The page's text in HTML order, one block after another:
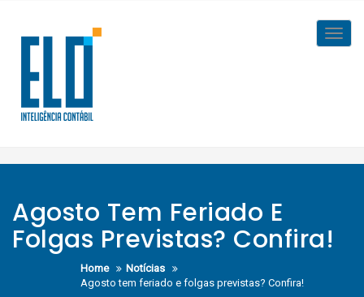
content
Agosto Tem Feriado E
Folgas Previstas? Confira!
Home
Notícias
Agosto tem feriado e folgas previstas? Confira!